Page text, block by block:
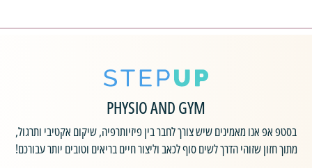
PHYSIO AND GYM
בסטפ אפ אנו מאמינים שיש צורך לחבר בין פיזיותרפיה, שיקום אקטיבי ותרגול,
מתוך חזון שזוהי הדרך לשים סוף לכאב וליצור חיים בריאים וטובים יותר עבורכם!